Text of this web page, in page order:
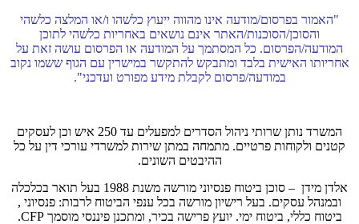
"האמור בפרסום/מודעה אינו מהווה ייעוץ כלשהו ו/או המלצה כלשהי
והסוכן/הסוכנות/האתר אינם נושאים באחריות כלשהי לתוכן
המודעה/הפרסום. כל המסתמך על המודעה או הפרסום עושה זאת על
אחריותו האישית בלבד ומתבקש להתקשר במישרין עם הגוף ששמו נקוב
במודעה/פרסום לקבלת מידע מפורט ועדכני".
המשרד נותן שרותי ניהול הסדרים למפעלים עד 250 איש וכן לעסקים
קטנים ולקוחות פרטיים. מתמחה במתן שירות למשרדי עורכי דין על כל
ההיבטים השונים.
אלדן מידן – סוכן ביטוח פנסיוני מורשה משנת 1988 בעל תואר בכלכלה
ובמנהל עסקים. בעל רישיון מורשה בכל ענפי הביטוח לרבות: פנסיוני ,
ביטוח כללי, ביטוח ימי. יועץ פרישה בכיר, ומתכנן פיננסי מוסמך CFP.